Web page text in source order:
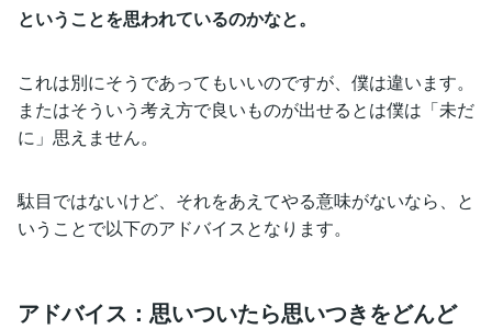
ということを思われているのかなと。
これは別にそうであってもいいのですが、僕は違います。
またはそういう考え方で良いものが出せるとは僕は「未だ
に」思えません。
駄目ではないけど、それをあえてやる意味がないなら、と
いうことで以下のアドバイスとなります。
アドバイス：思いついたら思いつきをどんど